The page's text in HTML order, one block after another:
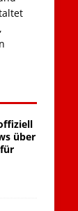
über